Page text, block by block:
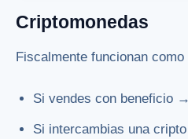
Criptomonedas
Fiscalmente funcionan
Si vendes con beneficio
Si intercambias una